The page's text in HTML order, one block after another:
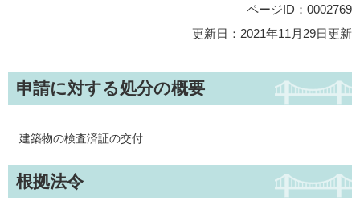
ページID：0002769
更新日：2021年11月29日更新
申請に対する処分の概要
建築物の検査済証の交付
根拠法令